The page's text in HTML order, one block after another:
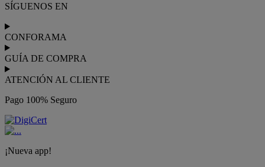
SÍGUENOS EN
CONFORAMA
GUÍA DE COMPRA
ATENCIÓN AL CLIENTE
Pago 100% Seguro
¡Nueva app!